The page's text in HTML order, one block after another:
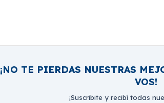
¡NO TE PIERDAS NUESTRAS
VOS!
¡Suscribite y recibí todas